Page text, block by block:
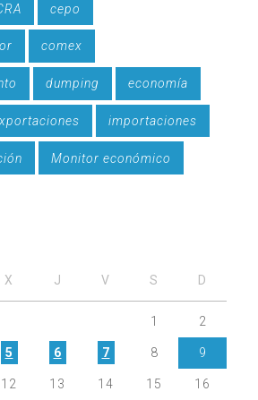
cepo
comex
dumping economía
importaciones
Monitor económico
X J V S D
1 2
5 6 7 8 9
12 13 14 15 16